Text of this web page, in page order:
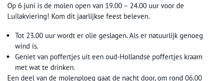
Op 6 juni is de molen open van 19.00 – 24.00 uur voor de
Luilakviering! Kom dit jaarlijkse feest beleven.
Tot 23.00 uur wordt er olie geslagen. Als er natuurlijk genoeg
wind is.
Geniet van poffertjes uit een oud-Hollandse poffertjes kraam
met wat te drinken.
Een deel van de molenploeg gaat de nacht door, om rond 06.00